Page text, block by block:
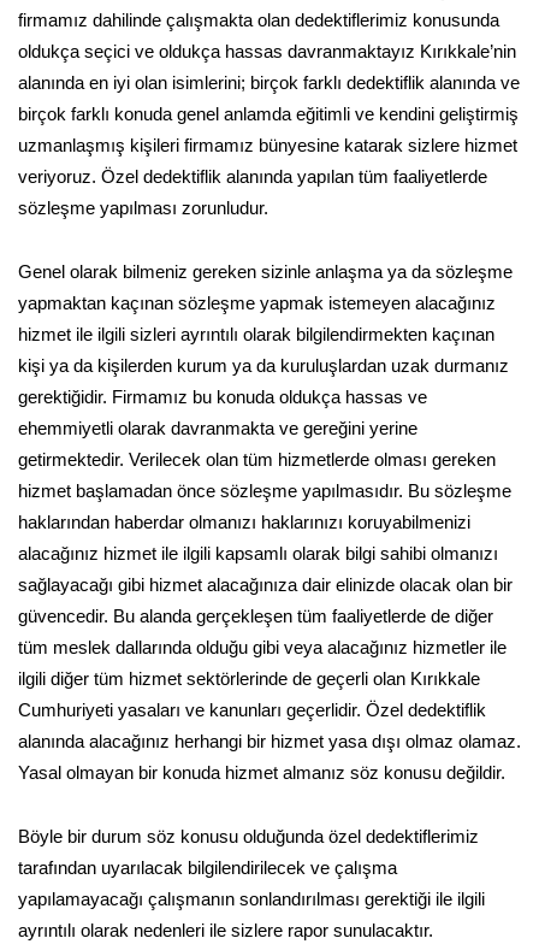
firmamız dahilinde çalışmakta olan dedektiflerimiz konusunda
oldukça seçici ve oldukça hassas davranmaktayız Kırıkkale’nin
alanında en iyi olan isimlerini; birçok farklı dedektiflik alanında ve
birçok farklı konuda genel anlamda eğitimli ve kendini geliştirmiş
uzmanlaşmış kişileri firmamız bünyesine katarak sizlere hizmet
veriyoruz. Özel dedektiflik alanında yapılan tüm faaliyetlerde
sözleşme yapılması zorunludur.
Genel olarak bilmeniz gereken sizinle anlaşma ya da sözleşme
yapmaktan kaçınan sözleşme yapmak istemeyen alacağınız
hizmet ile ilgili sizleri ayrıntılı olarak bilgilendirmekten kaçınan
kişi ya da kişilerden kurum ya da kuruluşlardan uzak durmanız
gerektiğidir. Firmamız bu konuda oldukça hassas ve
ehemmiyetli olarak davranmakta ve gereğini yerine
getirmektedir. Verilecek olan tüm hizmetlerde olması gereken
hizmet başlamadan önce sözleşme yapılmasıdır. Bu sözleşme
haklarından haberdar olmanızı haklarınızı koruyabilmenizi
alacağınız hizmet ile ilgili kapsamlı olarak bilgi sahibi olmanızı
sağlayacağı gibi hizmet alacağınıza dair elinizde olacak olan bir
güvencedir. Bu alanda gerçekleşen tüm faaliyetlerde de diğer
tüm meslek dallarında olduğu gibi veya alacağınız hizmetler ile
ilgili diğer tüm hizmet sektörlerinde de geçerli olan Kırıkkale
Cumhuriyeti yasaları ve kanunları geçerlidir. Özel dedektiflik
alanında alacağınız herhangi bir hizmet yasa dışı olmaz olamaz.
Yasal olmayan bir konuda hizmet almanız söz konusu değildir.
Böyle bir durum söz konusu olduğunda özel dedektiflerimiz
tarafından uyarılacak bilgilendirilecek ve çalışma
yapılamayacağı çalışmanın sonlandırılması gerektiği ile ilgili
ayrıntılı olarak nedenleri ile sizlere rapor sunulacaktır.